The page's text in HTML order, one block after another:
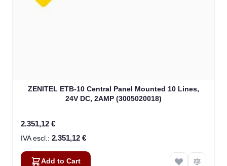
ZENITEL ETB-10 Central Panel Mounted 10 Lines,
24V DC, 2AMP (3005020018)
2.351,12 €
2.351,12 €
Add to Cart